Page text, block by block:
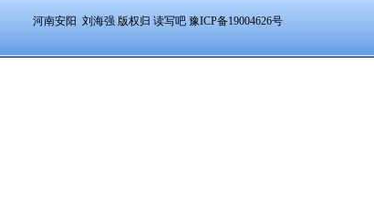
河南安阳  刘海强 版权归 读写吧 豫ICP备19004626号